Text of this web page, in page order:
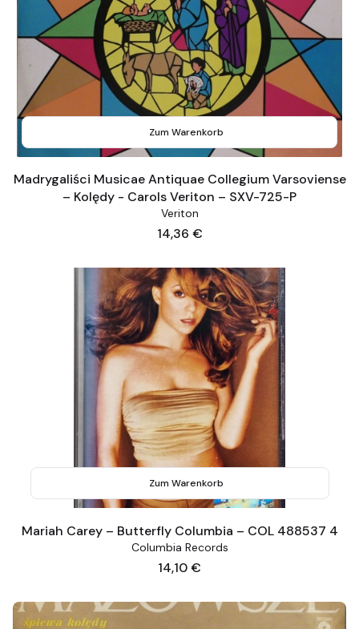
Zum Warenkorb
Madrygaliści Musicae Antiquae Collegium Varsoviense
– Kolędy - Carols Veriton – SXV-725-P
Veriton
Preis
14,36 €
Zum Warenkorb
Mariah Carey – Butterfly Columbia – COL 488537 4
Columbia Records
Preis
14,10 €